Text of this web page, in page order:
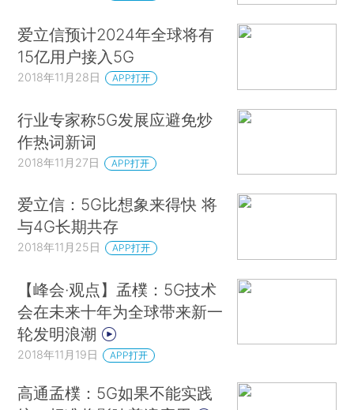
爱立信预计2024年全球将有
15亿用户接入5G
2018年11月28日 APP打开
行业专家称5G发展应避免炒
作热词新词
2018年11月27日 APP打开
爱立信：5G比想象来得快 将
与4G长期共存
2018年11月25日 APP打开
【峰会·观点】孟樸：5G技术
会在未来十年为全球带来新一
轮发明浪潮
2018年11月19日 APP打开
高通孟樸：5G如果不能实践